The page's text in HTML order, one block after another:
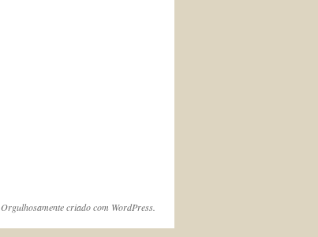
Orgulhosamente criado com WordPress.